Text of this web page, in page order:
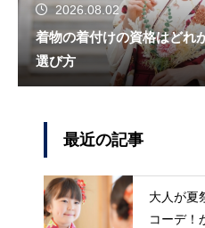
2026.08.02
着物の着付けの資格はどれ
選び方
最近の記事
大人が夏
コーデ！